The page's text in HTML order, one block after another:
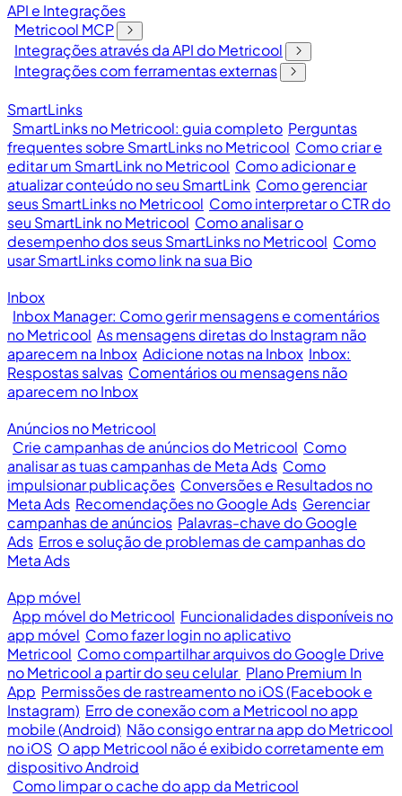
API e Integrações
Metricool MCP
Integrações através da API do Metricool
Integrações com ferramentas externas
SmartLinks
SmartLinks no Metricool: guia completo Perguntas
frequentes sobre SmartLinks no Metricool Como criar e
editar um SmartLink no Metricool Como adicionar e
atualizar conteúdo no seu SmartLink Como gerenciar
seus SmartLinks no Metricool Como interpretar o CTR do
seu SmartLink no Metricool Como analisar o
desempenho dos seus SmartLinks no Metricool Como
usar SmartLinks como link na sua Bio
Inbox
Inbox Manager: Como gerir mensagens e comentários
no Metricool As mensagens diretas do Instagram não
aparecem na Inbox Adicione notas na Inbox Inbox:
Respostas salvas Comentários ou mensagens não
aparecem no Inbox
Anúncios no Metricool
Crie campanhas de anúncios do Metricool Como
analisar as tuas campanhas de Meta Ads Como
impulsionar publicações Conversões e Resultados no
Meta Ads Recomendações no Google Ads Gerenciar
campanhas de anúncios Palavras-chave do Google
Ads Erros e solução de problemas de campanhas do
Meta Ads
App móvel
App móvel do Metricool Funcionalidades disponíveis no
app móvel Como fazer login no aplicativo
Metricool Como compartilhar arquivos do Google Drive
no Metricool a partir do seu celular Plano Premium In
App Permissões de rastreamento no iOS (Facebook e
Instagram) Erro de conexão com a Metricool no app
mobile (Android) Não consigo entrar na app do Metricool
no iOS O app Metricool não é exibido corretamente em
dispositivo Android
Como limpar o cache do app da Metricool